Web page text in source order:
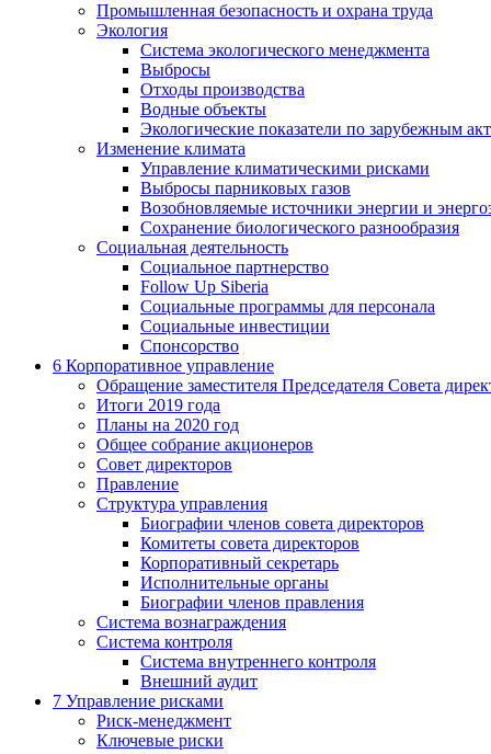
Промышленная безопасность и охрана труда
Экология
Система экологического менеджмента
Выбросы
Отходы производства
Водные объекты
Экологические показатели по зарубежным
Изменение климата
Управление климатическими рисками
Выбросы парниковых газов
Возобновляемые источники энергии и
Сохранение биологического разнообразия
Социальная деятельность
Социальное партнерство
Follow Up Siberia
Социальные программы для персонала
Социальные инвестиции
Спонсорство
6 Корпоративное управление
Обращение заместителя Председателя Совета
Итоги 2019 года
Планы на 2020 год
Общее собрание акционеров
Совет директоров
Правление
Структура управления
Биографии членов совета директоров
Комитеты совета директоров
Корпоративный секретарь
Исполнительные органы
Биографии членов правления
Система вознаграждения
Система контроля
Система внутреннего контроля
Внешний аудит
7 Управление рисками
Риск-менеджмент
Ключевые риски